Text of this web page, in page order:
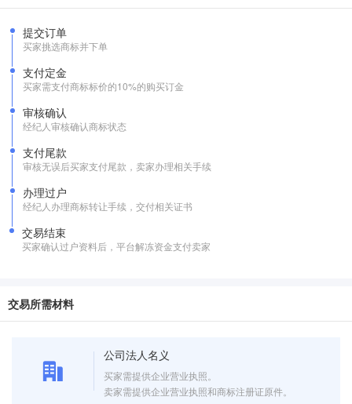
提交订单
买家挑选商标并下单
支付定金
买家需支付商标标价的10%的购买订金
审核确认
经纪人审核确认商标状态
支付尾款
审核无误后买家支付尾款，卖家办理相关手续
办理过户
经纪人办理商标转让手续，交付相关证书
交易结束
买家确认过户资料后，平台解冻资金支付卖家
交易所需材料
公司法人名义
买家需提供企业营业执照。
卖家需提供企业营业执照和商标注册证原件。